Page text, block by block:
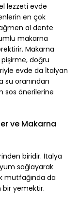
lezzeti evde
en çok
al dente
makarna
Makarna
pişirme, doğru
evde da İtalyan
su oranından
sos önerilerine
ve Makarna
biridir. İtalya
sağlayarak
mutfağında da
bir yemektir.